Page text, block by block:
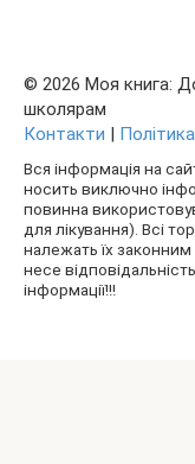
© 2026 Моя книга:
школярам
Контакти |
Вся інформація на
носить виключно
повинна
для лікування). Всі
належать їх законним
несе
інформації!!!